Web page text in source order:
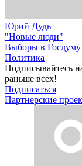
Юрий Дудь
"Новые люди"
Выборы в Госдуму
Политика
Подписывайтесь
раньше всех!
Подписаться
Партнерские